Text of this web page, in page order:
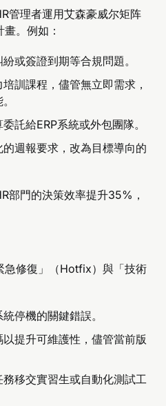
管理者運用艾森豪威尔矩阵
。例如：
紛或簽證到期等合規問題。
培訓課程，儘管無立即需求，
委託給ERP系統或外包團隊。
的週報要求，改為目標導向的
部門的決策效率提升35%，
急修復」（Hotfix）與「技術
統停機的關鍵錯誤。
以提升可維護性，儘管當前版
務移交實習生或自動化測試工